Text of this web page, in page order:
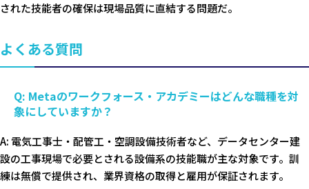
された技能者の確保は現場品質に直結する問題だ。
よくある質問
Q: Metaのワークフォース・アカデミーはどんな職種を対
象にしていますか？
A: 電気工事士・配管工・空調設備技術者など、データセンター建
設の工事現場で必要とされる設備系の技能職が主な対象です。訓
練は無償で提供され、業界資格の取得と雇用が保証されます。